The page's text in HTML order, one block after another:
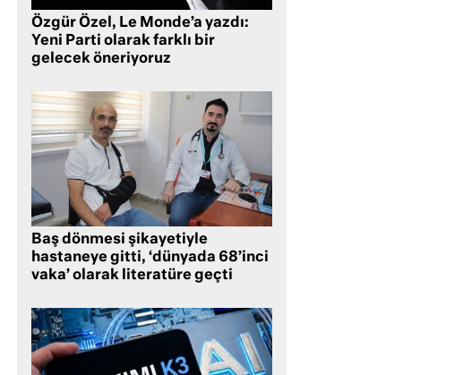
Özgür Özel, Le Monde’a yazdı:
Yeni Parti olarak farklı bir
gelecek öneriyoruz
Baş dönmesi şikayetiyle
hastaneye gitti, ‘dünyada 68’inci
vaka’ olarak literatüre geçti